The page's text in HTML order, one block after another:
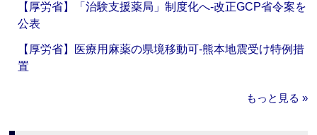
【厚労省】「治験支援薬局」制度化へ‐改正GCP省令案を
公表
【厚労省】医療用麻薬の県境移動可‐熊本地震受け特例措
置
もっと見る »